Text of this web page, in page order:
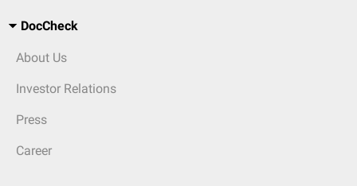
DocCheck
About Us
Investor Relations
Press
Career